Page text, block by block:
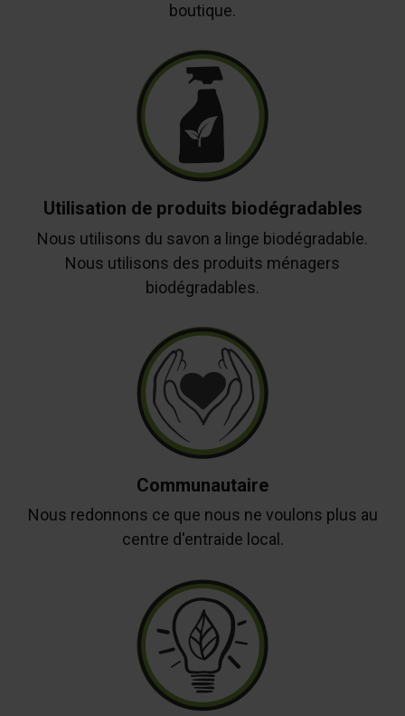
boutique.
Utilisation de produits biodégradables
Nous utilisons du savon a linge biodégradable.
Nous utilisons des produits ménagers
biodégradables.
Communautaire
Nous redonnons ce que nous ne voulons plus au
centre d'entraide local.